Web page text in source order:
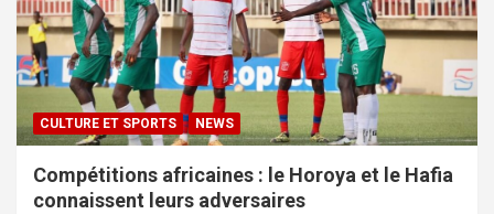
CULTURE ET SPORTS NEWS
Compétitions africaines : le Horoya et le Hafia
connaissent leurs adversaires